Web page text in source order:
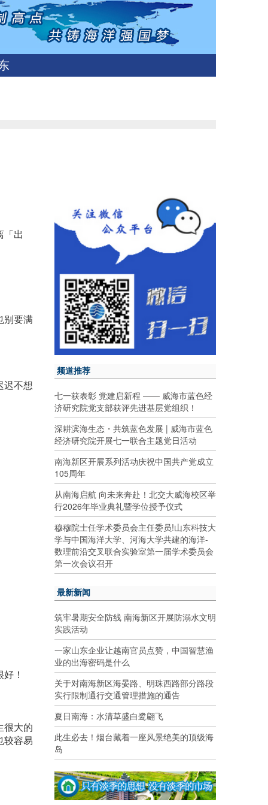
「出
别要满
迟不想
！
很大的
较容易
频道推荐
七一获表彰 党建启新程 —— 威海市蓝色经
济研究院党支部获评先进基层党组织！
深耕滨海生态・共筑蓝色发展 | 威海市蓝色
经济研究院开展七一联合主题党日活动
南海新区开展系列活动庆祝中国共产党成立
105周年
从南海启航 向未来奔赴！北交大威海校区举
行2026年毕业典礼暨学位授予仪式
穆穆院士任学术委员会主任委员!山东科技大
学与中国海洋大学、河海大学共建的海洋-
数理前沿交叉联合实验室第一届学术委员会
第一次会议召开
最新新闻
筑牢暑期安全防线 南海新区开展防溺水文明
实践活动
一家山东企业让越南官员点赞，中国智慧渔
业的出海密码是什么
关于对南海新区海晏路、明珠西路部分路段
实行限制通行交通管理措施的通告
夏日南海：水清草盛白鹭翩飞
此生必去！烟台藏着一座风景绝美的顶级海
岛